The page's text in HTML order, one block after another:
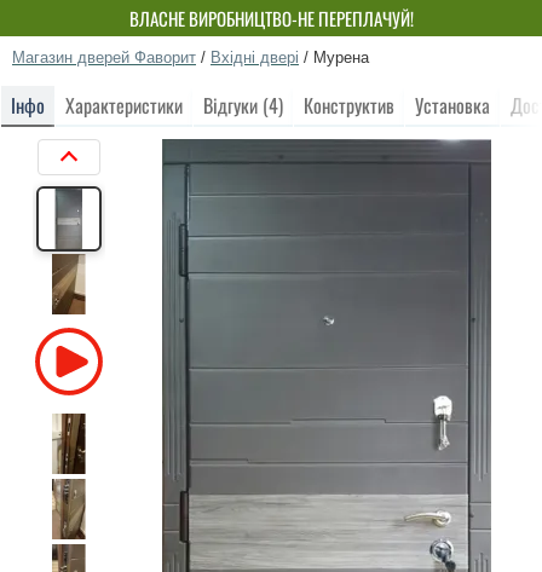
ВЛАСНЕ ВИРОБНИЦТВО-НЕ ПЕРЕПЛАЧУЙ!
Магазин дверей Фаворит / Вхідні двері / Мурена
Інфо Характеристики Відгуки (4) Конструктив Установка